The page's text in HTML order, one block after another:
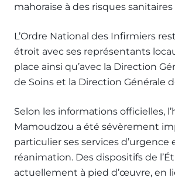
mahoraise à des risques
L’Ordre National des Infirmiers
étroit avec ses représentants
place ainsi qu’avec la Direction
de Soins et la Direction Générale
Selon les informations officielles,
Mamoudzou a été sévèrement
particulier ses services d’urgence
réanimation. Des dispositifs de
actuellement à pied d’œuvre, en